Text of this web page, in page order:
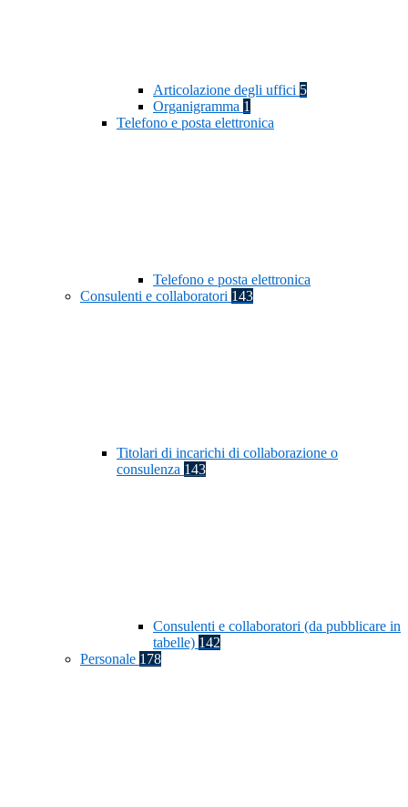
Articolazione degli uffici 5
Organigramma 1
Telefono e posta elettronica
Telefono e posta elettronica
Consulenti e collaboratori 143
Titolari di incarichi di collaborazione o
consulenza 143
Consulenti e collaboratori (da pubblicare in
tabelle) 142
Personale 178